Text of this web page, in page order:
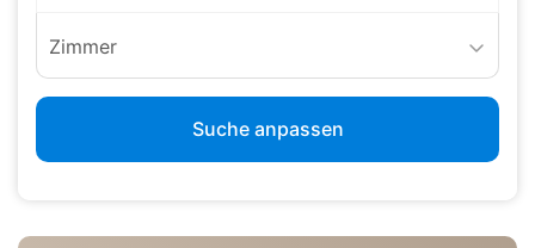
Zimmer
Suche anpassen